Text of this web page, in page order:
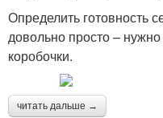
Определить готовность
довольно просто –
коробочки.
читать дальше →